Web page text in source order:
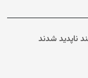
ناپدید شدند